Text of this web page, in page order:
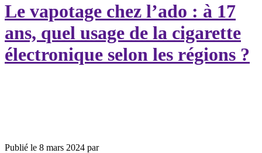
Le vapotage chez l’ado : à 17
ans, quel usage de la cigarette
électronique selon les régions ?
Publié le 8 mars 2024 par